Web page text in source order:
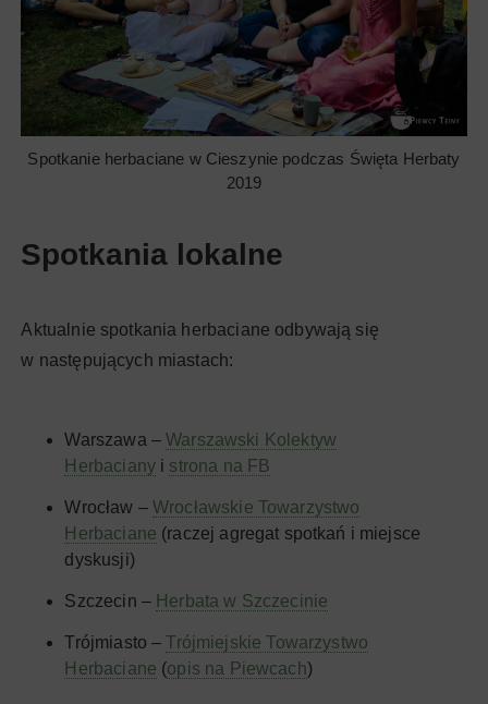
Spotkanie herbaciane w Cieszynie podczas Święta Herbaty
2019
Spotkania lokalne
Aktualnie spotkania herbaciane odbywają się
w następujących miastach:
Warszawa –Warszawski Kolektyw
Herbaciany i strona na FB
Wrocław – Wrocławskie Towarzystwo
Herbaciane (raczej agregat spotkań i miejsce
dyskusji)
Szczecin – Herbata w Szczecinie
Trójmiasto –Trójmiejskie Towarzystwo
Herbaciane (opis na Piewcach)